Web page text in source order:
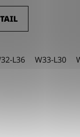
L36 W33-L30